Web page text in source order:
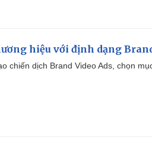
hiệu với định dạng
chiến dịch Brand Video Ads, chọn